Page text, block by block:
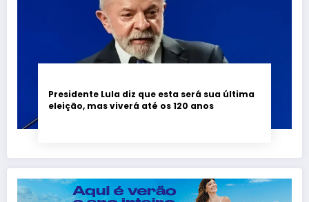
Presidente Lula diz que esta será sua última
eleição, mas viverá até os 120 anos